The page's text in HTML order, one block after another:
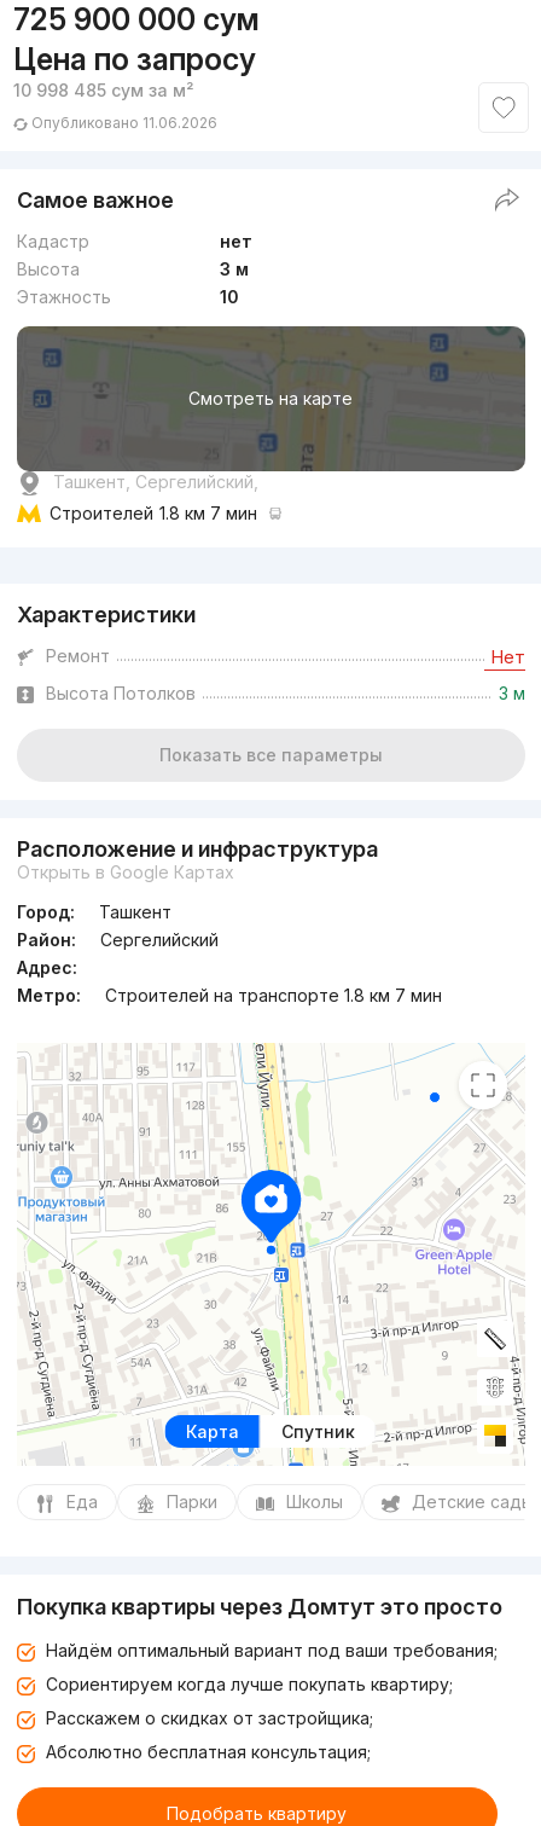
725 900 000 сум
Цена по запросу
10 998 485 сум за м²
Опубликовано 11.06.2026
Самое важное
Кадастр
нет
Высота
3 м
Этажность
10
Смотреть на карте
Ташкент, Сергелийский,
Строителей 1.8 км 7 мин
Характеристики
Ремонт Нет
Высота Потолков 3 м
Показать все параметры
Расположение и инфраструктура
Открыть в Google Картах
Город:
Ташкент
Район:
Сергелийский
Адрес:
Метро:
Строителей на транспорте 1.8 км 7 мин
Карта Спутник
Еда Парки Школы Детские сады
Покупка квартиры через Домтут это просто
Найдём оптимальный вариант под ваши требования;
Сориентируем когда лучше покупать квартиру;
Расскажем о скидках от застройщика;
Абсолютно бесплатная консультация;
Подобрать квартиру